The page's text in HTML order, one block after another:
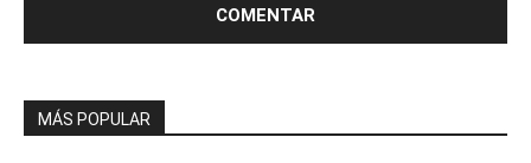
MÁS POPULAR